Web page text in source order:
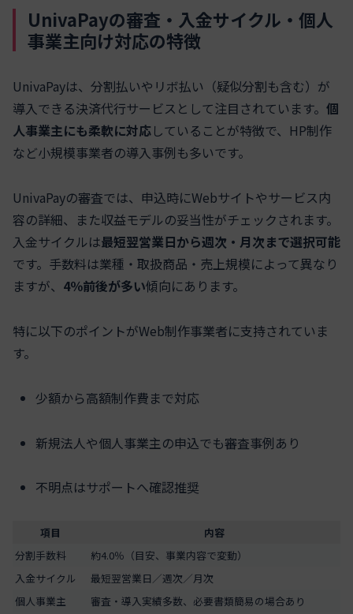
UnivaPayの審査・入金サイクル・個人
事業主向け対応の特徴
UnivaPayは、分割払いやリボ払い（疑似分割も含む）が
導入できる決済代行サービスとして注目されています。 個
人事業主にも柔軟に対応していることが特徴で、HP制作
など小規模事業者の導入事例も多いです。
UnivaPayの審査では、申込時にWebサイトやサービス内
容の詳細、また収益モデルの妥当性がチェックされます。
入金サイクルは最短翌営業日から週次・月次まで選択可能
です。手数料は業種・取扱商品・売上規模によって異なり
ますが、 4％前後が多い傾向にあります。
特に以下のポイントがWeb制作事業者に支持されていま
す。
少額から高額制作費まで対応
新規法人や個人事業主の申込でも審査事例あり
不明点はサポートへ確認推奨
項目
内容
分割手数料
約4.0％（目安、事業内容で変動）
入金サイクル
最短翌営業日／週次／月次
個人事業主
審査・導入実績多数、必要書類簡易の場合あり